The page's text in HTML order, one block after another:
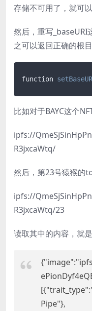
存储不可用了，就可
然后，重写_baseURI
之可以返回正确的根目
function
比如对于BAYC这个
ipfs://
R3jxcaWtq/
然后，第23号猿猴的
ipfs://
R3jxcaWtq/23
读取其中的内容，就是
{ image :
[{ trait_type :
Pipe },